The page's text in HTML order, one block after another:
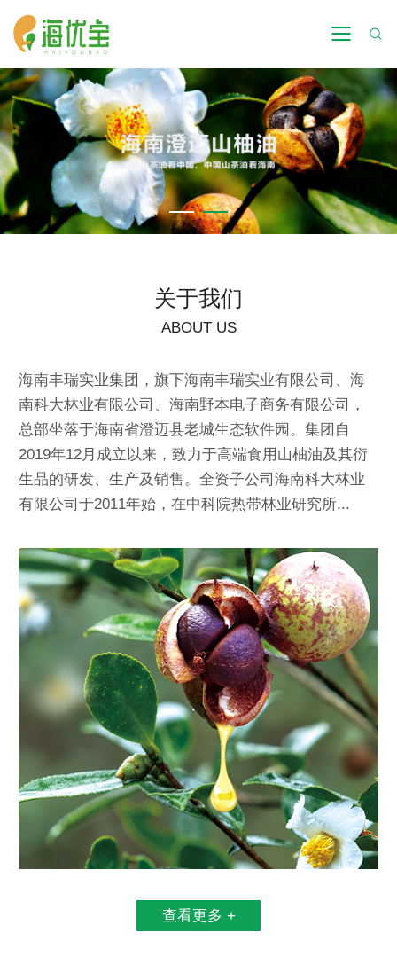
关于我们
ABOUT US
海南丰瑞实业集团，旗下海南丰瑞实业有限公司、海
南科大林业有限公司、海南野本电子商务有限公司，
总部坐落于海南省澄迈县老城生态软件园。集团自
2019年12月成立以来，致力于高端食用山柚油及其衍
生品的研发、生产及销售。全资子公司海南科大林业
有限公司于2011年始，在中科院热带林业研究所...
查看更多 +